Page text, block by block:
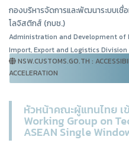
กองบริหารจัดการและพัฒนาระบบเชื่
โลจิสติกส์ (กบช.)
Administration and Development of
Import, Export and Logistics Division
NSW.CUSTOMS.GO.TH :
ACCELERATION
หัวหน้าคณะผู้แทนไทย เ
Working Group on
ASEAN Single